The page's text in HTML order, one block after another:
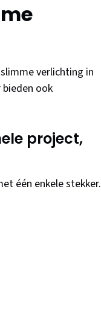
verlichting in
ook
project,
één enkele stekker.